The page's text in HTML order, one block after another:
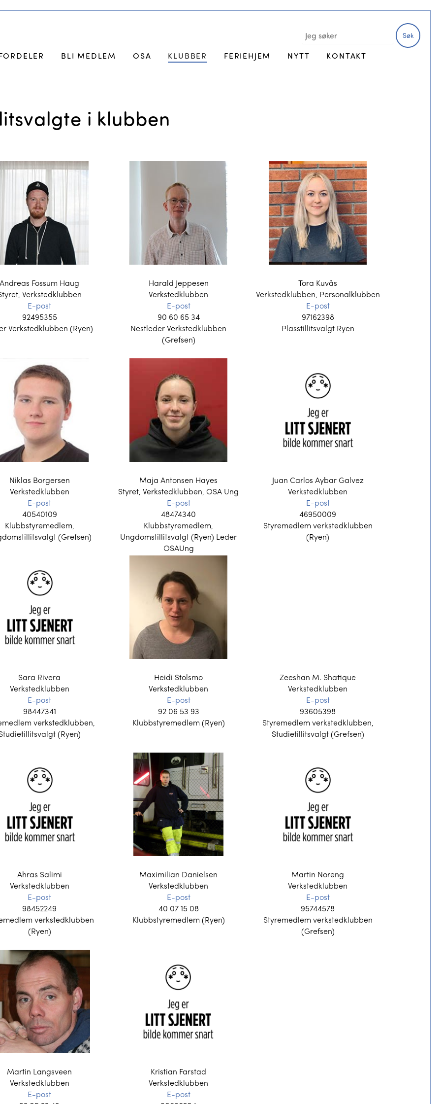
BLI MEDLEM OSA KLUBBER FERIEHJEM NYTT KONTAKT
Søk
i klubben
Andreas Fossum Haug
Verkstedklubben
E-post
92495355
Verkstedklubben (Ryen)
Harald Jeppesen
Verkstedklubben
E-post
90 60 65 34
Nestleder Verkstedklubben
(Grefsen)
Tora Kuvås
Verkstedklubben, Personalklubben
E-post
97162398
Plasstillitsvalgt Ryen
Niklas Borgersen
Verkstedklubben
E-post
40540109
Klubbstyremedlem,
(Grefsen)
Maja Antonsen Hayes
Styret, Verkstedklubben, OSA Ung
E-post
48474340
Klubbstyremedlem,
Ungdomstillitsvalgt (Ryen) Leder
OSAUng
Juan Carlos Aybar Galvez
Verkstedklubben
E-post
46950009
Styremedlem verkstedklubben
(Ryen)
Sara Rivera
Verkstedklubben
E-post
98447341
verkstedklubben,
(Ryen)
Heidi Stolsmo
Verkstedklubben
E-post
92 06 53 93
Klubbstyremedlem (Ryen)
Zeeshan M. Shafique
Verkstedklubben
E-post
93605398
Styremedlem verkstedklubben,
Studietillitsvalgt (Grefsen)
Ahras Salimi
Verkstedklubben
E-post
98452249
verkstedklubben
(Ryen)
Maximilian Danielsen
Verkstedklubben
E-post
40 07 15 08
Klubbstyremedlem (Ryen)
Martin Noreng
Verkstedklubben
E-post
95744578
Styremedlem verkstedklubben
(Grefsen)
Martin Langsveen
Verkstedklubben
E-post
Kristian Farstad
Verkstedklubben
E-post